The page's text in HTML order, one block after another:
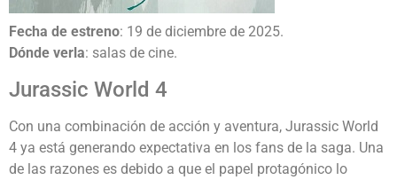
Fecha de estreno: 19 de diciembre de 2025.
Dónde verla: salas de cine.
Jurassic World 4
Con una combinación de acción y aventura, Jurassic World
4 ya está generando expectativa en los fans de la saga. Una
de las razones es debido a que el papel protagónico lo